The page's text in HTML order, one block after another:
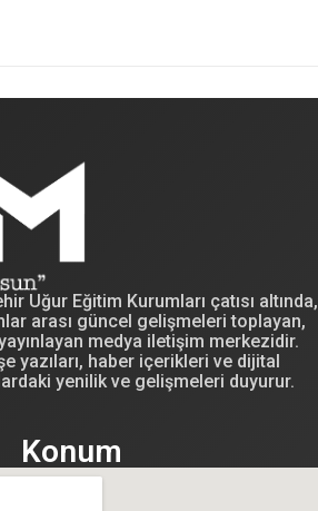
Uğur Eğitim Kurumları çatısı altında,
arası güncel gelişmeleri toplayan,
medya iletişim merkezidir.
yazıları, haber içerikleri ve dijital
yenilik ve gelişmeleri duyurur.
Konum